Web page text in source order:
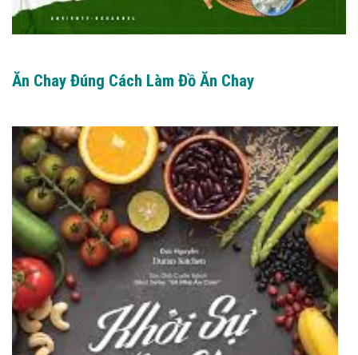
Ăn Chay Đúng Cách Làm Đồ Ăn Chay